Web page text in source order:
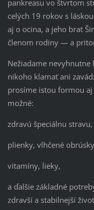
pankreasu vo štvrtom
celých 19 rokov s
aj o ocina, a jeho brat
členom rodiny — a
Nežiadame
nikoho klamať ani
prosíme istou formou
možné:
zdravú špeciálnu stravu,
plienky, vlhčené
vitamíny, lieky,
a ďalšie základné
zdravší a stabilnejší